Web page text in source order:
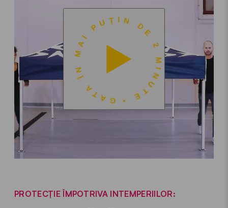
GATA ÎN MAI PUȚIN DE 2 MINUTE •
PROTECȚIE ÎMPOTRIVA INTEMPERIILOR: